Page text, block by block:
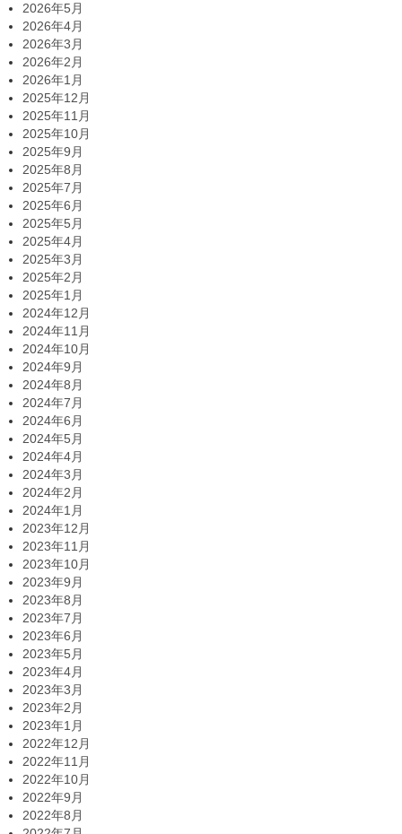
2026年5月
2026年4月
2026年3月
2026年2月
2026年1月
2025年12月
2025年11月
2025年10月
2025年9月
2025年8月
2025年7月
2025年6月
2025年5月
2025年4月
2025年3月
2025年2月
2025年1月
2024年12月
2024年11月
2024年10月
2024年9月
2024年8月
2024年7月
2024年6月
2024年5月
2024年4月
2024年3月
2024年2月
2024年1月
2023年12月
2023年11月
2023年10月
2023年9月
2023年8月
2023年7月
2023年6月
2023年5月
2023年4月
2023年3月
2023年2月
2023年1月
2022年12月
2022年11月
2022年10月
2022年9月
2022年8月